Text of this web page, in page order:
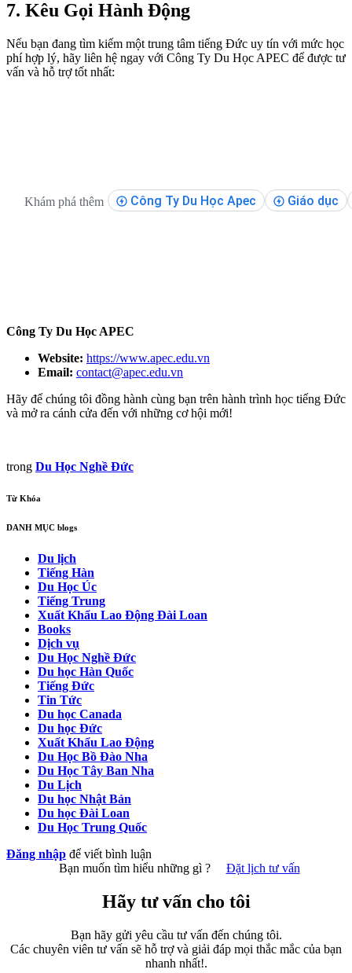
7. Kêu Gọi Hành Động
Nếu bạn đang tìm kiếm một trung tâm tiếng Đức uy tín với mức học
phí hợp lý, hãy liên hệ ngay với Công Ty Du Học APEC để được tư
vấn và hỗ trợ tốt nhất:
Khám phá thêm Công Ty Du Học Apec Giáo dục
Công Ty Du Học APEC
Website: https://www.apec.edu.vn
Email: contact@apec.edu.vn
Hãy để chúng tôi đồng hành cùng bạn trên hành trình học tiếng Đức
và mở ra cánh cửa đến với những cơ hội mới!
trong Du Học Nghề Đức
Từ Khóa
DANH MỤC blogs
Du lịch
Tiếng Hàn
Du Học Úc
Tiếng Trung
Xuất Khẩu Lao Động Đài Loan
Books
Dịch vụ
Du Học Nghề Đức
Du học Hàn Quốc
Tiếng Đức
Tin Tức
Du học Canada
Du học Đức
Xuất Khẩu Lao Động
Du Học Bồ Đào Nha
Du Học Tây Ban Nha
Du Lịch
Du học Nhật Bản
Du học Đài Loan
Du Học Trung Quốc
Đăng nhập để viết bình luận
Bạn muốn tìm hiểu những gì ? Đặt lịch tư vấn
Hãy tư vấn cho tôi
Bạn hãy gửi yêu cầu tư vấn đến chúng tôi.
Các chuyên viên tư vấn sẽ hỗ trợ và giải đáp mọi thắc mắc của bạn
nhanh nhất!.